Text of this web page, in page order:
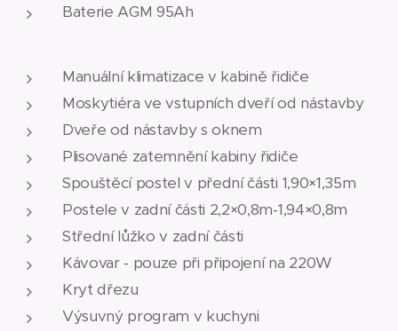
Baterie AGM 95Ah
Manuální klimatizace v kabině řidiče
Moskytiéra ve vstupních dveří od nástavby
Dveře od nástavby s oknem
Plisované zatemnění kabiny řidiče
Spouštěcí postel v přední části 1,90×1,35m
Postele v zadní části 2,2×0,8m-1,94×0,8m
Střední lůžko v zadní části
Kávovar - pouze při připojení na 220W
Kryt dřezu
Výsuvný program v kuchyni